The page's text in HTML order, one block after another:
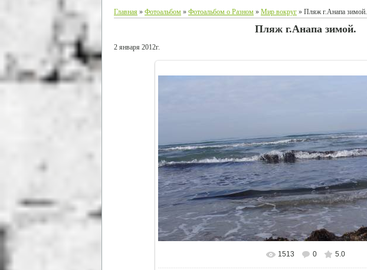
Главная » Фотоальбом » Фотоальбом о Разном » Мир вокруг » Пляж г.Анапа зимой.
Пляж г.Анапа зимой.
2 января 2012г.
В реальном размере 1500x843
1513 0 5.0